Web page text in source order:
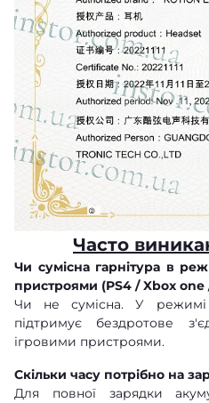
Часто
Чи сумісна гарнітура в
пристроями (PS4 / Xbox one
Чи не сумісна. У режимі
підтримує бездротове
ігровими пристроями.
Скільки часу потрібно на
Для повної зарядки